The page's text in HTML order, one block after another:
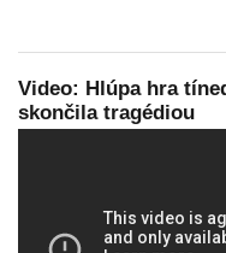
Video: Hlúpa hra
skončila tragédiou